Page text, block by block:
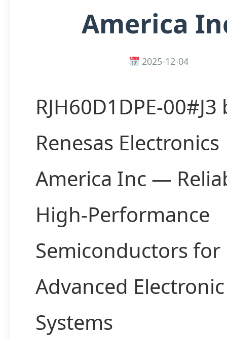
America
2025-12-04
RJH60D1DPE-00#J3
Renesas Electronics
America Inc —
High-Performance
Semiconductors for
Advanced Electronic
Systems